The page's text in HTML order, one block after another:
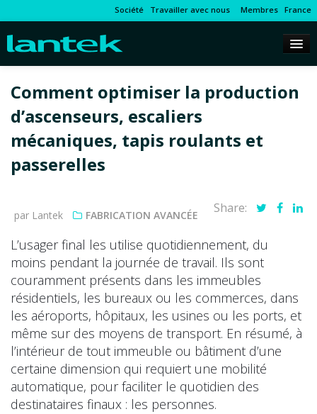
Société Travailler avec nous Membres France
Comment optimiser la production
d’ascenseurs, escaliers
mécaniques, tapis roulants et
passerelles
par Lantek FABRICATION AVANCÉE Share:
L’usager final les utilise quotidiennement, du
moins pendant la journée de travail. Ils sont
couramment présents dans les immeubles
résidentiels, les bureaux ou les commerces, dans
les aéroports, hôpitaux, les usines ou les ports, et
même sur des moyens de transport. En résumé, à
l’intérieur de tout immeuble ou bâtiment d’une
certaine dimension qui requiert une mobilité
automatique, pour faciliter le quotidien des
destinataires finaux : les personnes.